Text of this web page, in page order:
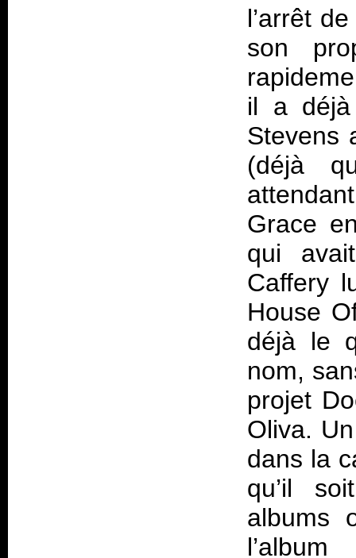
l’arrêt
son
il a
Stevens
(déjà
Grace
qui
Caffery
House
déjà le
nom,
projet
Oliva.
dans la
qu’il
albums